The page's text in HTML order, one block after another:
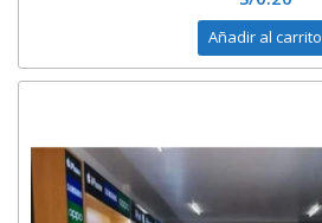
Añadir al carrito